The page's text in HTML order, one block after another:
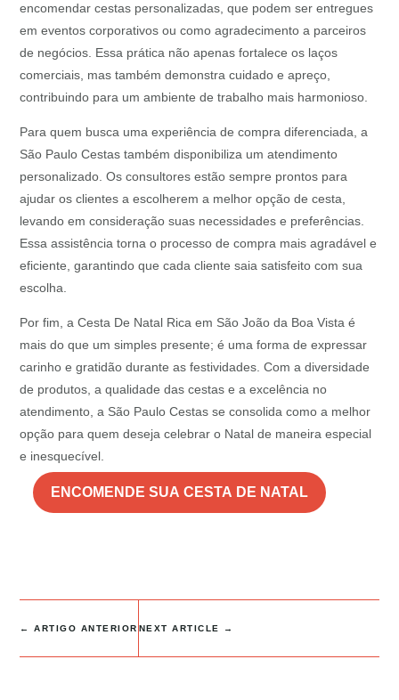
encomendar cestas personalizadas, que podem ser entregues
em eventos corporativos ou como agradecimento a parceiros
de negócios. Essa prática não apenas fortalece os laços
comerciais, mas também demonstra cuidado e apreço,
contribuindo para um ambiente de trabalho mais harmonioso.
Para quem busca uma experiência de compra diferenciada, a
São Paulo Cestas também disponibiliza um atendimento
personalizado. Os consultores estão sempre prontos para
ajudar os clientes a escolherem a melhor opção de cesta,
levando em consideração suas necessidades e preferências.
Essa assistência torna o processo de compra mais agradável e
eficiente, garantindo que cada cliente saia satisfeito com sua
escolha.
Por fim, a Cesta De Natal Rica em São João da Boa Vista é
mais do que um simples presente; é uma forma de expressar
carinho e gratidão durante as festividades. Com a diversidade
de produtos, a qualidade das cestas e a excelência no
atendimento, a São Paulo Cestas se consolida como a melhor
opção para quem deseja celebrar o Natal de maneira especial
e inesquecível.
ENCOMENDE SUA CESTA DE NATAL
←ARTIGO ANTERIOR NEXT ARTICLE →